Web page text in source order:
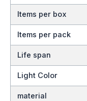
Items per box
Items per pack
Life span
Light Color
material